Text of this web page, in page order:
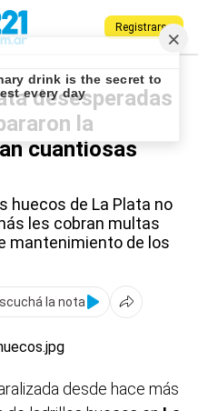
Registrarse
desesperadas
la
cuantiosas
huecos de La Plata no
les cobran multas
mantenimiento de los
la nota
desde hace más